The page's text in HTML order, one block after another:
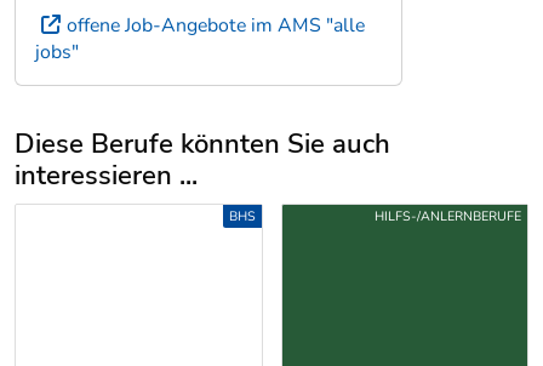
offene Job-Angebote im AMS "alle
jobs"
Diese Berufe könnten Sie auch
interessieren ...
Uber weitere Berufsvorschläge
HILFS-/ANLERNBERUFE HILFS-/ANLERNBERUFE